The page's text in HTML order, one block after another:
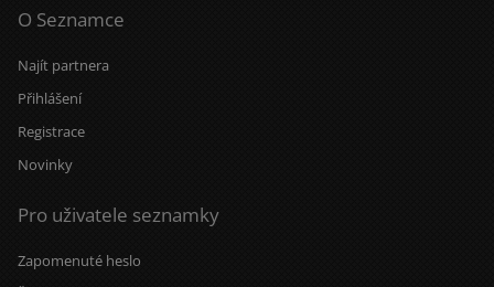
O Seznamce
Najít partnera
Přihlášení
Registrace
Novinky
Pro uživatele seznamky
Zapomenuté heslo